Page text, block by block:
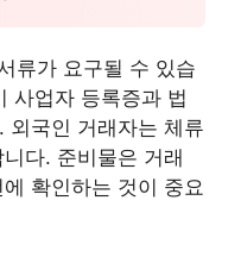
류가 요구될 수 있습
사업자 등록증과 법
외국인 거래자는 체류
다. 준비물은 거래
확인하는 것이 중요